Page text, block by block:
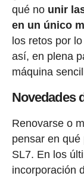
qué nounir
en un único
los retos por
así, en plena
máquina
Novedades
Renovarse o
pensar en
SL7. En los
incorporación